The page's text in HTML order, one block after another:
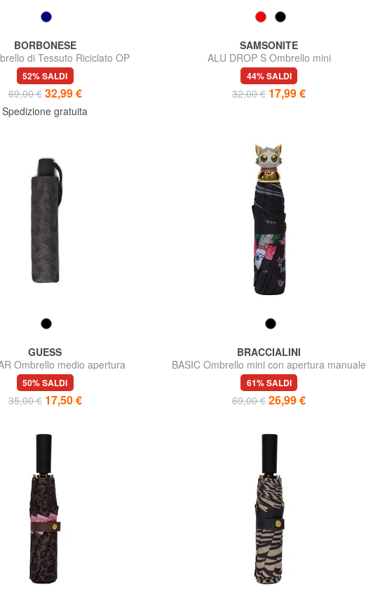
BORBONESE
di Tessuto Riciclato OP
52% SALDI
69,00 € 32,99 €
Spedizione gratuita
SAMSONITE
ALU DROP S Ombrello mini
44% SALDI
32,00 € 17,99 €
GUESS
Ombrello medio apertura
automatica
50% SALDI
35,00 € 17,50 €
BRACCIALINI
BASIC Ombrello mini con apertura manuale
61% SALDI
69,00 € 26,99 €